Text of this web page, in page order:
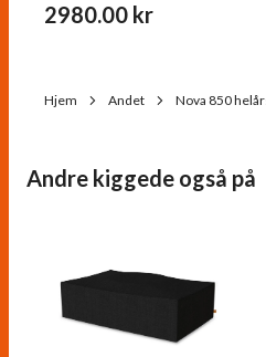
2980.00 kr
Hjem Andet Nova 850
Andre kiggede også på